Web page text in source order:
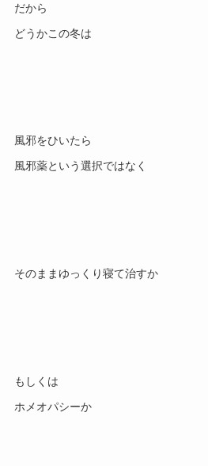
だから
どうかこの冬は
風邪をひいたら
風邪薬という選択ではなく
そのままゆっくり寝て治すか
もしくは
ホメオパシーか